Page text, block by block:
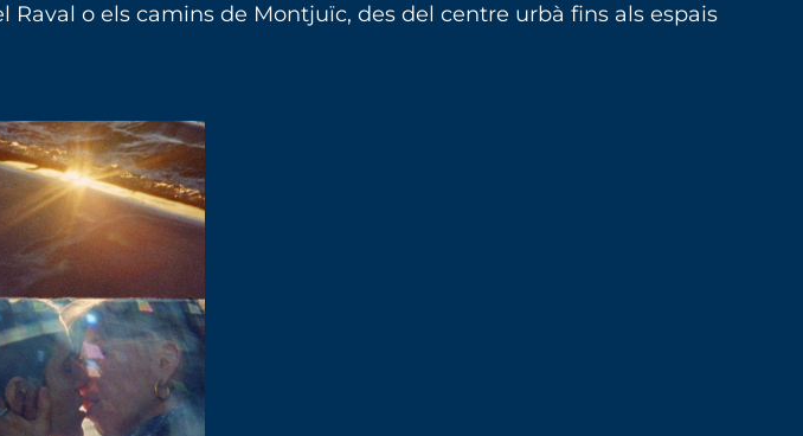
o els camins de Montjuïc, des del centre urbà fins als espais